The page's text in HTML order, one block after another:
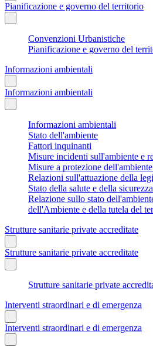
Pianificazione e governo del territorio
Convenzioni Urbanistiche
Pianificazione e governo del
Informazioni ambientali
Informazioni ambientali
Informazioni ambientali
Stato dell'ambiente
Fattori inquinanti
Misure incidenti sull'ambiente e
Misure a protezione
Relazioni sull'attuazione della
Stato della salute e della
Relazione sullo stato
dell'Ambiente e della tutela del
Strutture sanitarie private accreditate
Strutture sanitarie private accreditate
Strutture sanitarie private
Interventi straordinari e di emergenza
Interventi straordinari e di emergenza